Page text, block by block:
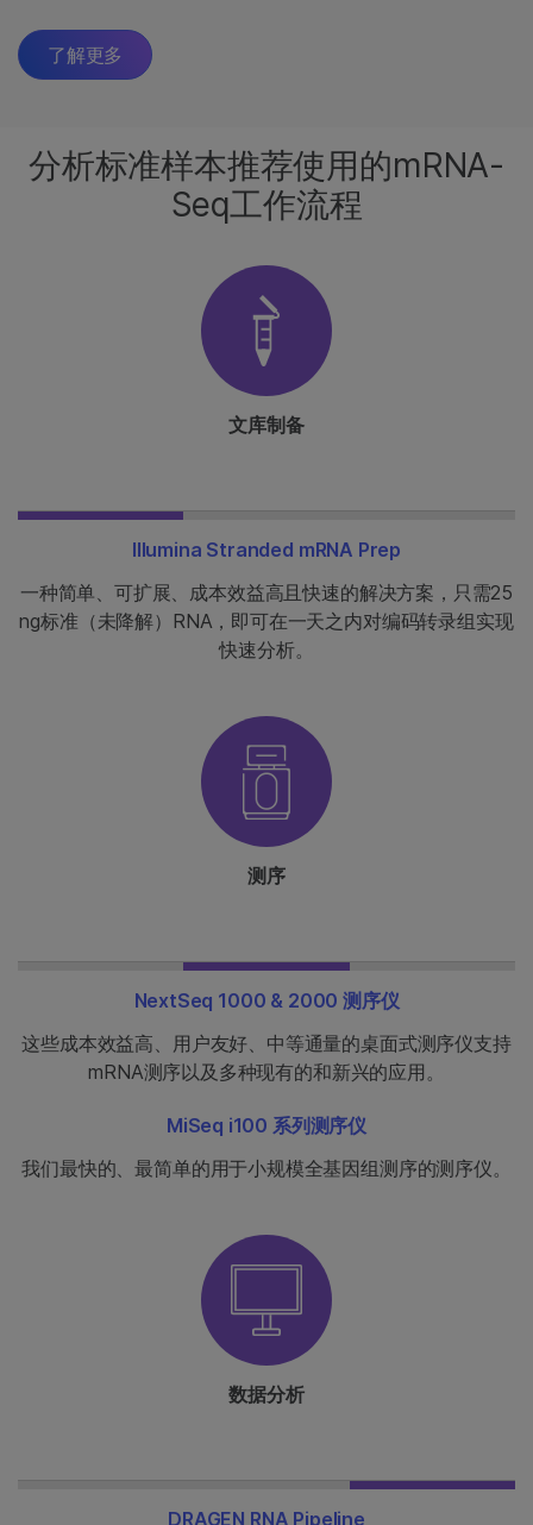
了解更多
分析标准样本推荐使用的mRNA-
Seq工作流程
文库制备
Illumina Stranded mRNA Prep
一种简单、可扩展、成本效益高且快速的解决方案，只需25
ng标准（未降解）RNA，即可在一天之内对编码转录组实现
快速分析。
测序
NextSeq 1000 & 2000 测序仪
这些成本效益高、用户友好、中等通量的桌面式测序仪支持
mRNA测序以及多种现有的和新兴的应用。
MiSeq i100 系列测序仪
我们最快的、最简单的用于小规模全基因组测序的测序仪。
数据分析
DRAGEN RNA Pipeline